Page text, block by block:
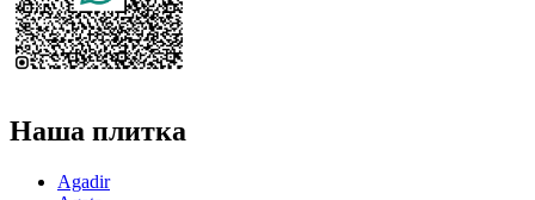
Наша плитка
Agadir